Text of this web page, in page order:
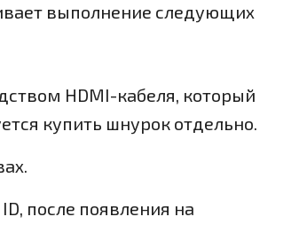
выполнение следующих
HDMI-кабеля, который
купить шнурок отдельно.
после появления на